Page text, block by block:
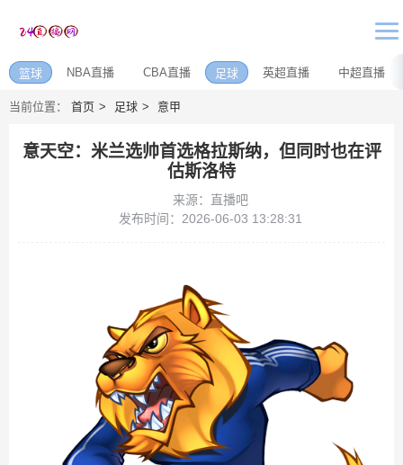
篮球 NBA直播 CBA直播 足球 英超直播 中超直播
当前位置： 首页 足球 意甲
意天空：米兰选帅首选格拉斯纳，但同时也在评
估斯洛特
来源：直播吧
发布时间：2026-06-03 13:28:31